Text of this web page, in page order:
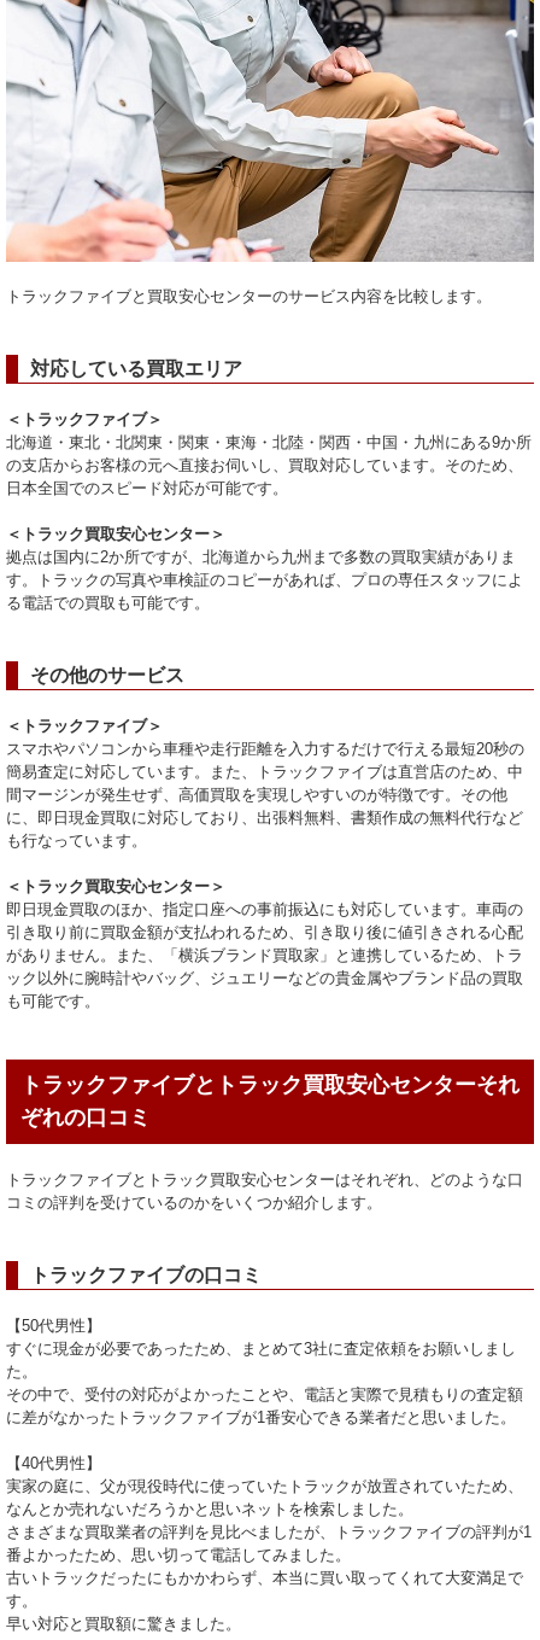
トラックファイブと買取安心センターのサービス内容を比較します。
対応している買取エリア
＜トラックファイブ＞
北海道・東北・北関東・関東・東海・北陸・関西・中国・九州にある9か所
の支店からお客様の元へ直接お伺いし、買取対応しています。そのため、
日本全国でのスピード対応が可能です。
＜トラック買取安心センター＞
拠点は国内に2か所ですが、北海道から九州まで多数の買取実績がありま
す。トラックの写真や車検証のコピーがあれば、プロの専任スタッフによ
る電話での買取も可能です。
その他のサービス
＜トラックファイブ＞
スマホやパソコンから車種や走行距離を入力するだけで行える最短20秒の
簡易査定に対応しています。また、トラックファイブは直営店のため、中
間マージンが発生せず、高価買取を実現しやすいのが特徴です。その他
に、即日現金買取に対応しており、出張料無料、書類作成の無料代行など
も行なっています。
＜トラック買取安心センター＞
即日現金買取のほか、指定口座への事前振込にも対応しています。車両の
引き取り前に買取金額が支払われるため、引き取り後に値引きされる心配
がありません。また、「横浜ブランド買取家」と連携しているため、トラ
ック以外に腕時計やバッグ、ジュエリーなどの貴金属やブランド品の買取
も可能です。
トラックファイブとトラック買取安心センターそれ
ぞれの口コミ
トラックファイブとトラック買取安心センターはそれぞれ、どのような口
コミの評判を受けているのかをいくつか紹介します。
トラックファイブの口コミ
【50代男性】
すぐに現金が必要であったため、まとめて3社に査定依頼をお願いしまし
た。
その中で、受付の対応がよかったことや、電話と実際で見積もりの査定額
に差がなかったトラックファイブが1番安心できる業者だと思いました。
【40代男性】
実家の庭に、父が現役時代に使っていたトラックが放置されていたため、
なんとか売れないだろうかと思いネットを検索しました。
さまざまな買取業者の評判を見比べましたが、トラックファイブの評判が1
番よかったため、思い切って電話してみました。
古いトラックだったにもかかわらず、本当に買い取ってくれて大変満足で
す。
早い対応と買取額に驚きました。